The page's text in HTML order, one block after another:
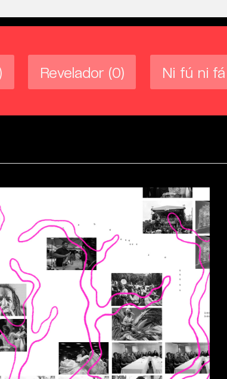
Revelador (0) Ni fú ni fá